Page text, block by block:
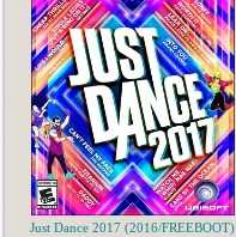
Just Dance 2017 (2016/FREEBOOT)